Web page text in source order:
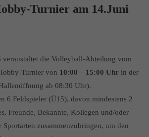
Donec quam felis, ultricies nec.
Turnier am 14.Juni
veranstaltet die Volleyball-Abteilung vom
Turnier von 10:00 – 15:00 Uhr in der
ab 08:30 Uhr).
6 Feldspieler (Ü15), davon mindestens 2
Freunde, Bekannte, Kollegen und/oder
Sportarten zusammenzubringen, um den